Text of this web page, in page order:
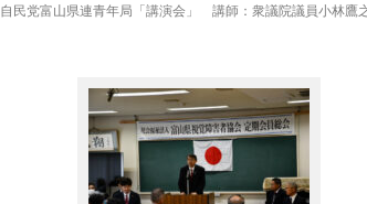
自民党富山県連青年局「講演会」 講師：衆議院議員小林鷹